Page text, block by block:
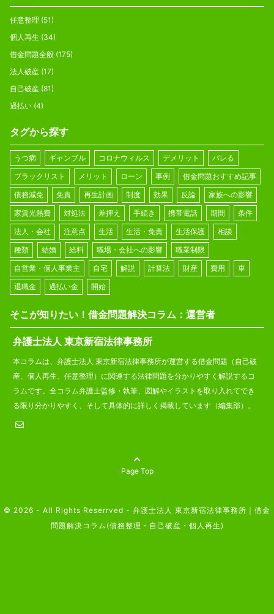
任意整理 (51)
個人再生 (34)
借金問題全般 (175)
法人破産 (17)
自己破産 (81)
過払い (4)
タグから探す
うつ病 ギャンブル コロナウィルス デメリット
バレる
ブラックリスト
メリット ローン 事例
借金問題おすすめ記事
債務減免
免責 再生計画 制度 効果 反論
家族への影響
家賃光熱費
対処法 差押え 手続き 携帯電話 期間
条件
法人・会社
注意点 生活 生活・免責 生活保護
相談
種類
結婚 給料 職場・会社への影響
職業制限
自営業・個人事業主
自宅 解説 計算法 財産 費用
車
退職金
過払い金 開始
そこが知りたい！借金問題解決コラム：運営者
弁護士法人 東京新宿法律事務所
本コラムは、弁護士法人 東京新宿法律事務所が運営する借金問題（自己破
産、個人再生、任意整理）に関連する法律問題を分かりやすく解説するコ
ラムです。全コラム弁護士監修・執筆、図解やイラストを取り入れてでき
る限り分かりやすく、そして具体的に詳しく掲載しています（編集部）。
Page Top
© 2026 - All Rights Reserrved - 弁護士法人 東京新宿法律事務所｜借金
問題解決コラム(債務整理・自己破産・個人再生)